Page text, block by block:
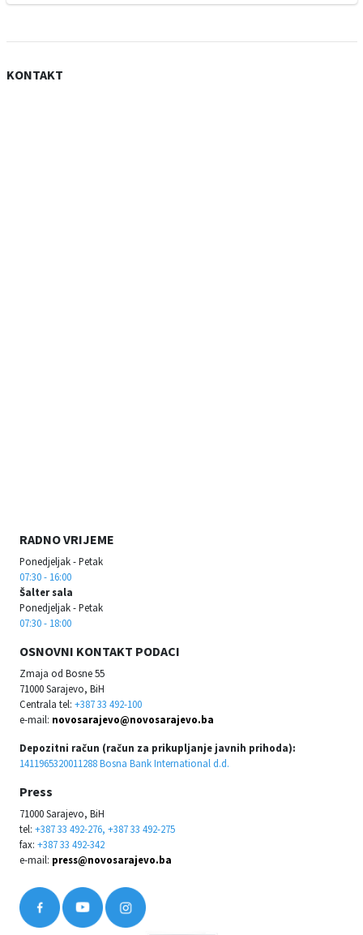
KONTAKT
RADNO VRIJEME
Ponedjeljak - Petak
07:30 - 16:00
Šalter sala
Ponedjeljak - Petak
07:30 - 18:00
OSNOVNI KONTAKT PODACI
Zmaja od Bosne 55
71000 Sarajevo, BiH
Centrala tel: +387 33 492-100
e-mail: novosarajevo@novosarajevo.ba
Depozitni račun (račun za prikupljanje javnih prihoda):
1411965320011288 Bosna Bank International d.d.
Press
71000 Sarajevo, BiH
tel: +387 33 492-276, +387 33 492-275
fax: +387 33 492-342
e-mail: press@novosarajevo.ba